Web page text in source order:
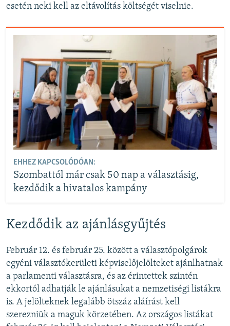
esetén neki kell az eltávolítás költségét viselnie.
EHHEZ KAPCSOLÓDÓAN:
Szombattól már csak 50 nap a választásig,
kezdődik a hivatalos kampány
Kezdődik az ajánlásgyűjtés
Február 12. és február 25. között a választópolgárok
egyéni választókerületi képviselőjelölteket ajánlhatnak
a parlamenti választásra, és az érintettek szintén
ekkortól adhatják le ajánlásukat a nemzetiségi listákra
is. A jelölteknek legalább ötszáz aláírást kell
szerezniük a maguk körzetében. Az országos listákat